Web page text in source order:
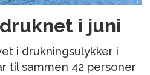
i juni
i drukningsulykker i
til sammen 42 personer